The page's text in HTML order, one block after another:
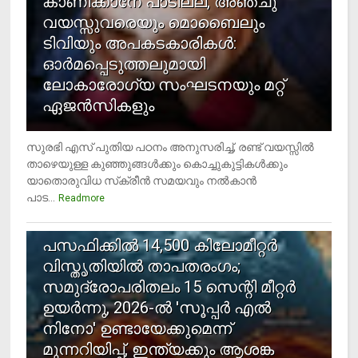
വയസ്സുവരെയും മൊബൈലും
ടിവിയും അപകടകാരികള്‍:
ഓര്‍മപ്പെടുത്തലുമായി
ലോകാരോഗ്യ സംഘടനയും മറ്റ്
ഏജന്‍സികളും
സുരഭി എസ് പുതിയ പഠനം അനുസരിച്ച്, രണ്ട് വയസ്സില്‍
താഴെയുള്ള കുഞ്ഞുങ്ങള്‍ക്കും കൊച്ചുകുട്ടികള്‍ക്കും
യാതൊരുവിധ സ്‌ക്രീന്‍ സമയവും നല്‍കാന്‍
പാട...
Readmore
പസഫിക്കില്‍ 14,500 കിലോമീറ്റര്‍
വിസ്തൃതിയില്‍ താപതരംഗം;
സമുദ്രോപരിതലം 15 സെന്റി മീറ്റര്‍
ഉയര്‍ന്നു, 2026-ല്‍ 'സൂപ്പര്‍ എല്‍
നിനോ' ഉണ്ടായേക്കുമെന്ന്
മുന്നറിയിപ്പ്, ഇന്ത്യക്കും ആശങ്ക